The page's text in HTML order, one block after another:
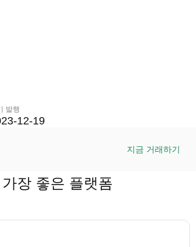
발행
12-19
지금 거래하기
장 좋은 플랫폼